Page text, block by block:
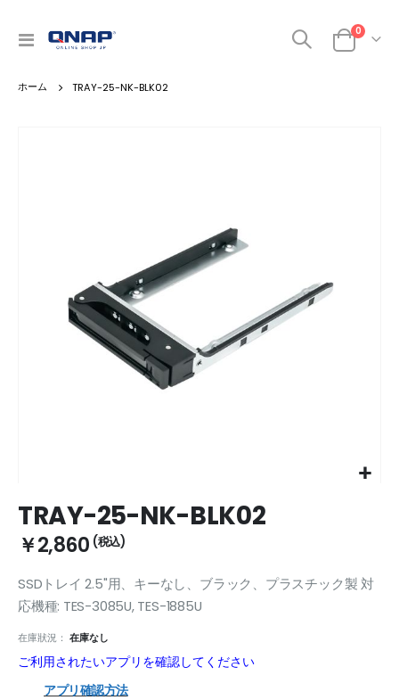
ナ
呼
カート
0商品
TRAY-25-NK-BLK02
to
the
beginning
the
images
TRAY-25-NK-BLK02
￥2,860
SSDトレイ 2.5"用、キーなし、ブラック、プラスチック製 対
応機種: TES-3085U, TES-1885U
在庫狀況： 在庫なし
ご利用されたいアプリを確認してください
アプリ確認方法